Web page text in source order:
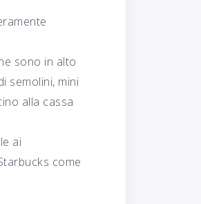
sono in alto
semolini, mini
alla cassa
ai
come